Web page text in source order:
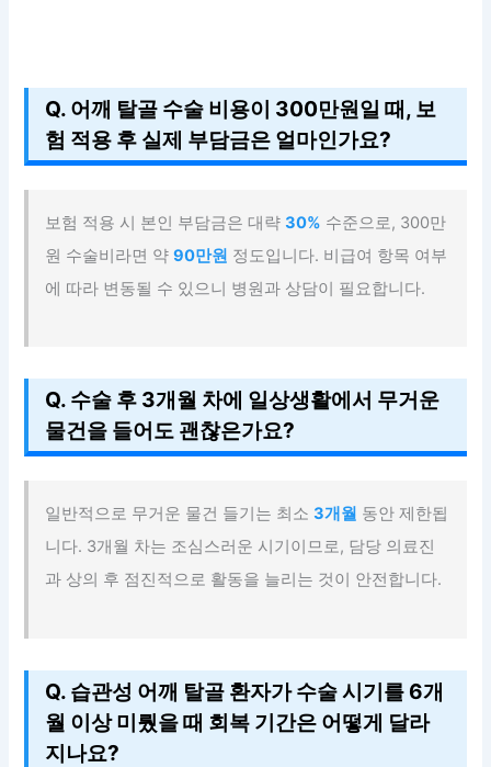
Q. 어깨 탈골 수술 비용이 300만원일 때, 보
험 적용 후 실제 부담금은 얼마인가요?
보험 적용 시 본인 부담금은 대략30% 수준으로, 300만
원 수술비라면 약90만원 정도입니다. 비급여 항목 여부
에 따라 변동될 수 있으니 병원과 상담이 필요합니다.
Q. 수술 후 3개월 차에 일상생활에서 무거운
물건을 들어도 괜찮은가요?
일반적으로 무거운 물건 들기는 최소3개월 동안 제한됩
니다. 3개월 차는 조심스러운 시기이므로, 담당 의료진
과 상의 후 점진적으로 활동을 늘리는 것이 안전합니다.
Q. 습관성 어깨 탈골 환자가 수술 시기를 6개
월 이상 미뤘을 때 회복 기간은 어떻게 달라
지나요?